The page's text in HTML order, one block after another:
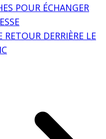
POUR ÉCHANGER
DERRIÈRE LE